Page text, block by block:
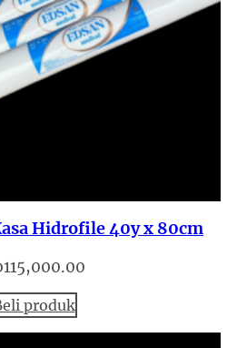
Hidrofile 40y x 80cm
115,000.00
produk